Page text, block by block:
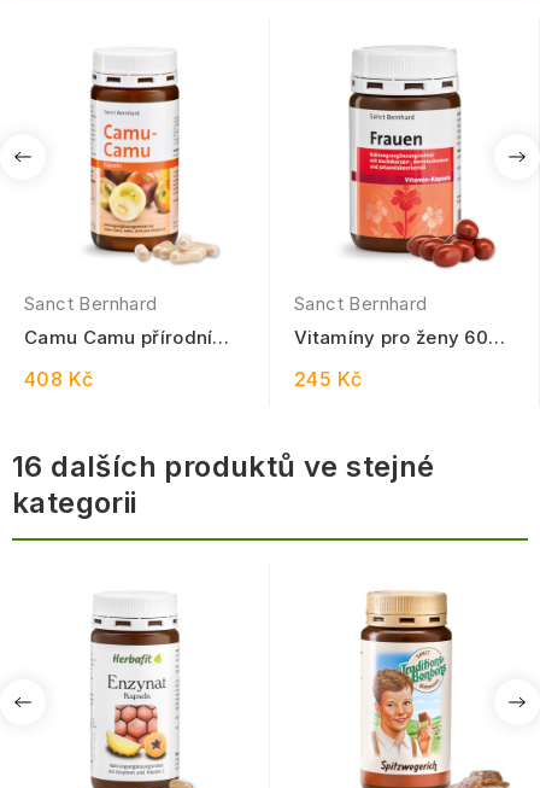
Sanct Bernhard
Camu Camu přírodní
D3 120 kapslí
408 Kč
Sanct Bernhard
Vitamíny pro ženy 60
245 Kč
16 dalších produktů ve stejné
kategorii